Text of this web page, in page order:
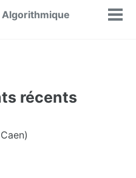
récents